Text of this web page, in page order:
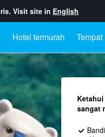
Visit site in English
Hotel termurah
sangat